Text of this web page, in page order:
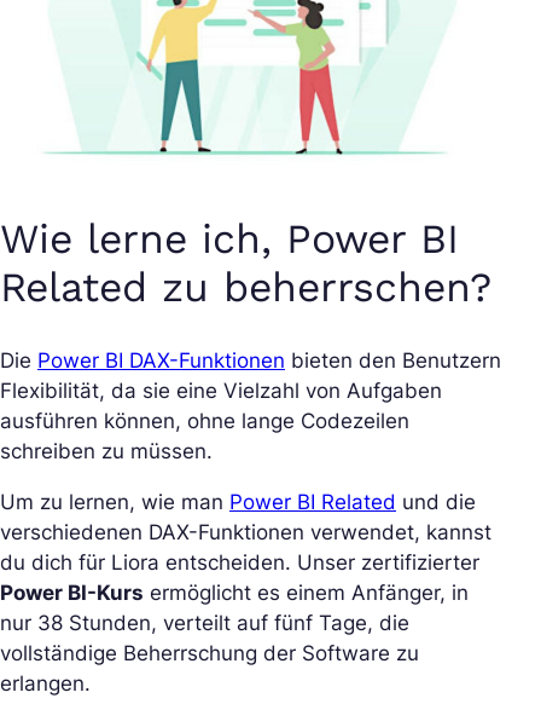
Wie lerne ich, Power BI
Related zu beherrschen?
Die Power BI DAX-Funktionen bieten den Benutzern
Flexibilität, da sie eine Vielzahl von Aufgaben
ausführen können, ohne lange Codezeilen
schreiben zu müssen.
Um zu lernen, wie man Power BI Related und die
verschiedenen DAX-Funktionen verwendet, kannst
du dich für Liora entscheiden. Unser zertifizierter
Power BI-Kurs ermöglicht es einem Anfänger, in
nur 38 Stunden, verteilt auf fünf Tage, die
vollständige Beherrschung der Software zu
erlangen.